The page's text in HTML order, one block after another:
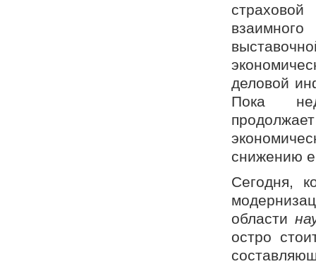
деловой
Пока
снижению
Сегодня,
области
остро